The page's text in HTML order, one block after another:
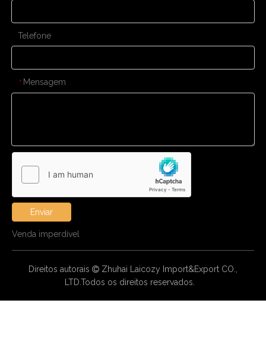
Telefone
* Mensagem
Enviar
Venda imperdível
Direitos autorais  Zhuhai Laicozy Import&Export CO.,
LTD.Todos os direitos reservados.